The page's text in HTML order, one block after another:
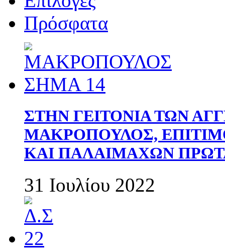
Πρόσφατα
ΣΤΗΝ ΓΕΙΤΟΝΙΑ ΤΩΝ
ΜΑΚΡΟΠΟΥΛΟΣ,
ΚΑΙ ΠΑΛΑΙΜΑΧΩΝ
31 Ιουλίου 2022